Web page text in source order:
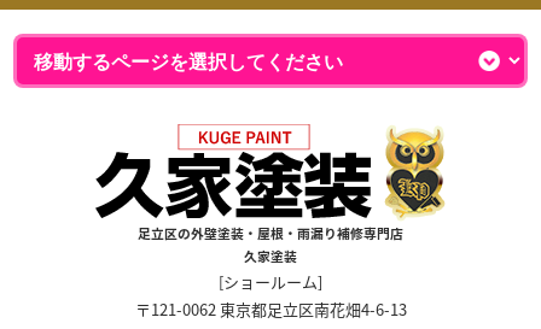
足立区の外壁塗装・屋根・雨漏り補修専門店
久家塗装
[ショールーム]
〒121-0062 東京都足立区南花畑4-6-13